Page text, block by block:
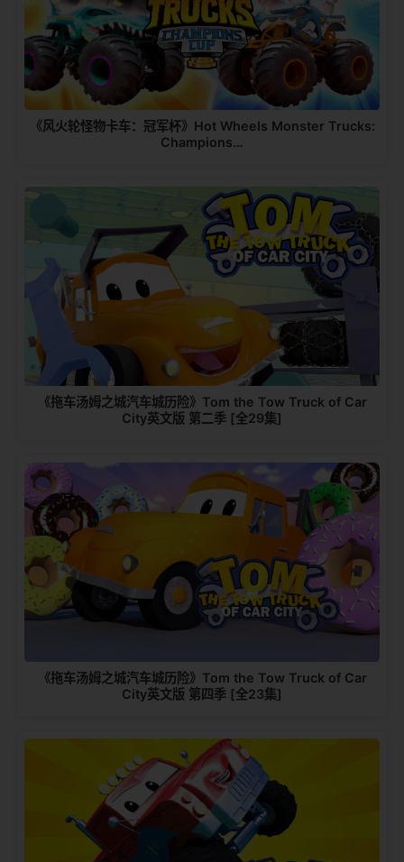
《风火轮怪物卡车：冠军杯》Hot Wheels Monster Trucks:
Champions…
《拖车汤姆之城汽车城历险》Tom the Tow Truck of Car
City英文版 第二季 [全29集]
《拖车汤姆之城汽车城历险》Tom the Tow Truck of Car
City英文版 第四季 [全23集]